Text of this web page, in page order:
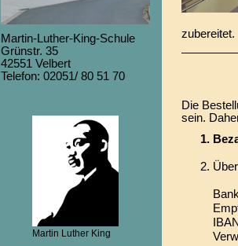
Martin-Luther-King-Schule
Grünstr. 35
42551 Velbert
Telefon: 02051/ 80 51 70
Martin Luther King
zubereitet.
Die
sein.